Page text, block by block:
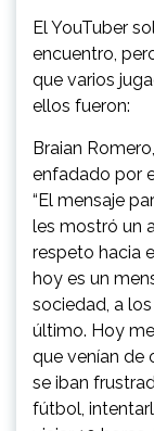
El YouTuber
encuentro,
que varios
ellos fueron:
Braian
enfadado por
“El mensaje
les mostró un
respeto hacia
hoy es un
sociedad, a
último. Hoy
que venían de
se iban
fútbol,